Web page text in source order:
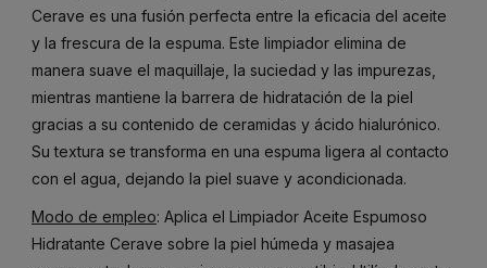
Cerave es una fusión perfecta entre la eficacia del aceite
y la frescura de la espuma. Este limpiador elimina de
manera suave el maquillaje, la suciedad y las impurezas,
mientras mantiene la barrera de hidratación de la piel
gracias a su contenido de ceramidas y ácido hialurónico.
Su textura se transforma en una espuma ligera al contacto
con el agua, dejando la piel suave y acondicionada.
Modo de empleo: Aplica el Limpiador Aceite Espumoso
Hidratante Cerave sobre la piel húmeda y masajea